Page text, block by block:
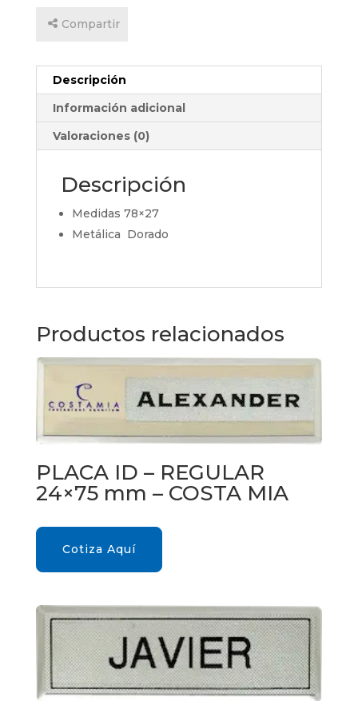
Compartir
Descripción
Información adicional
Valoraciones (0)
Descripción
Medidas 78×27
Metálica Dorado
Productos relacionados
PLACA ID – REGULAR
24×75 mm – COSTA MIA
Cotiza Aquí